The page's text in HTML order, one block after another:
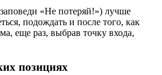
«Не потеряй!») лучше
подождать и после того, как
еще раз, выбрав точку входа,
позициях